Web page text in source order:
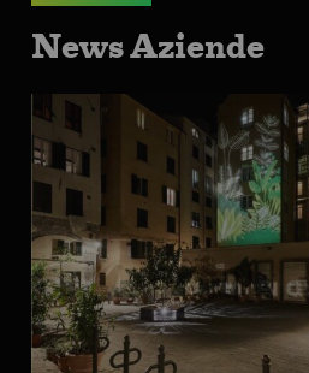
News Aziende